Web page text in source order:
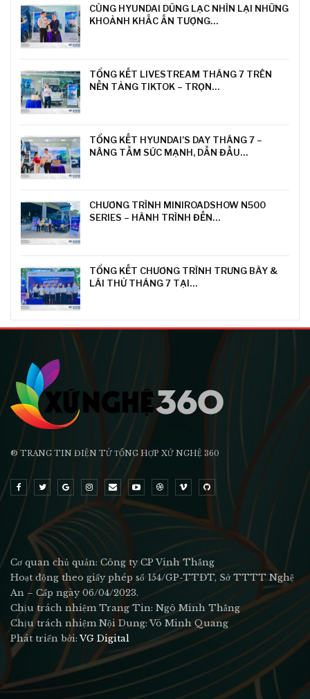
CÙNG HYUNDAI DŨNG LẠC NHÌN LẠI NHỮNG
KHOẢNH KHẮC ẤN TƯỢNG…
TỔNG KẾT LIVESTREAM THÁNG 7 TRÊN
NỀN TẢNG TIKTOK – TRỌN…
TỔNG KẾT HYUNDAI’S DAY THÁNG 7 –
NÂNG TẦM SỨC MẠNH, DẪN ĐẦU…
CHƯƠNG TRÌNH MINIROADSHOW N500
SERIES – HÀNH TRÌNH ĐẾN…
TỔNG KẾT CHƯƠNG TRÌNH TRƯNG BÀY &
LÁI THỬ THÁNG 7 TẠI…
® TRANG TIN ĐIỆN TỬ ТỔNG HỢP XỨ NGHỆ 360
Cơ quan chủ quản: Công ty CP Vinh Thắng
Hoạt động theo giấy phép số 154/GP-TTĐT, Sở TTTT Nghệ
An – Cấp ngày 06/04/2023.
Chịu trách nhiệm Trang Tin: Ngô Minh Thắng
Chịu trách nhiệm Nội Dung: Võ Minh Quang
Phát triển bởi:VG Digital